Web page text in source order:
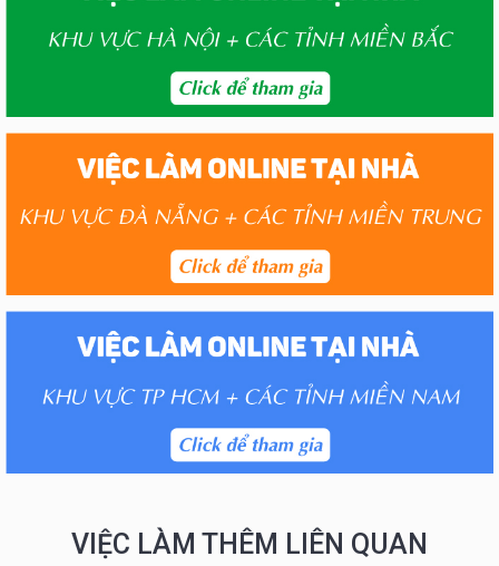
VIỆC LÀM THÊM LIÊN QUAN